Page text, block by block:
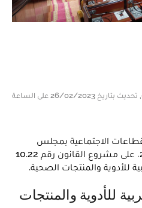
في 26/02/2023 على الساعة 09:15, تحديث بتاريخ 26/02/2023 على الساعة
الاجتماعية بمجلس
النواب، الثلاثاء 28 فبراير 2023، على مشروع القانون رقم 10.22
للأدوية والمنتجات الصحية.